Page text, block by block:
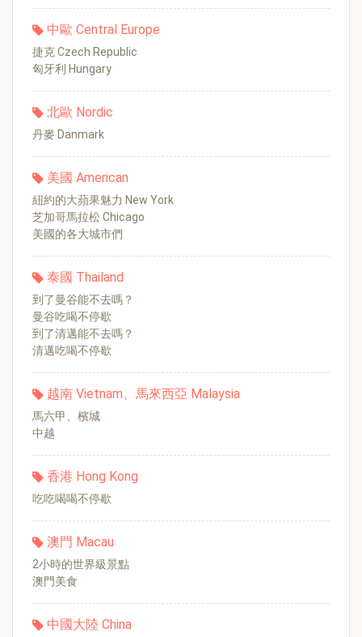
中歐 Central Europe
捷克 Czech Republic
匈牙利 Hungary
北歐 Nordic
丹麥 Danmark
美國 American
紐約的大蘋果魅力 New York
芝加哥馬拉松 Chicago
美國的各大城市們
泰國 Thailand
到了曼谷能不去嗎？
曼谷吃喝不停歇
到了清邁能不去嗎？
清邁吃喝不停歇
越南 Vietnam、馬來西亞 Malaysia
馬六甲、檳城
中越
香港 Hong Kong
吃吃喝喝不停歇
澳門 Macau
2小時的世界級景點
澳門美食
中國大陸 China